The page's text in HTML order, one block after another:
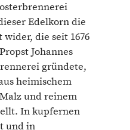
Edelkorn die
die seit 1676
Johannes
gründete,
heimischem
und reinem
In kupfernen
und in